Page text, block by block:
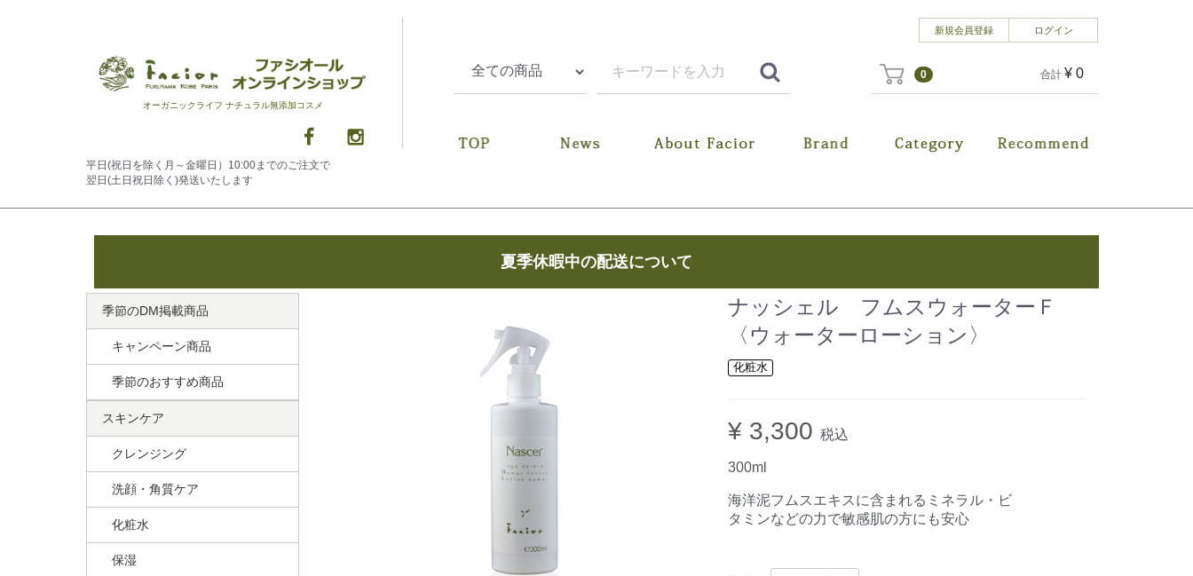
オーガニックライフ ナチュラル無添加コスメ
平日(祝日を除く月～金曜日）10:00までのご注文で
翌日(土日祝日除く)発送いたします
新規会員登録 ログイン
0 合計 ¥ 0
夏季休暇中の配送について
季節のDM掲載商品
キャンペーン商品
季節のおすすめ商品
スキンケア
クレンジング
洗顔・角質ケア
化粧水
保湿
ナッシェル フムスウォーターＦ
〈ウォーターローション〉
化粧水
¥ 3,300 税込
300ml
海洋泥フムスエキスに含まれるミネラル・ビ
タミンなどの力で敏感肌の方にも安心